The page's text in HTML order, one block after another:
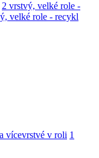
2 vrstvý, velké role -
velké role - recykl
vícevrstvé v roli 1